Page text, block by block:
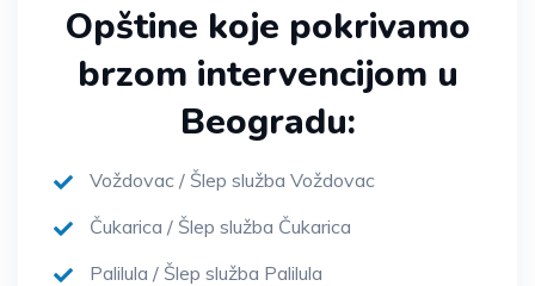
Opštine koje pokrivamo
brzom intervencijom u
Beogradu:
Voždovac / Šlep služba Voždovac
Čukarica / Šlep služba Čukarica
Palilula / Šlep služba Palilula